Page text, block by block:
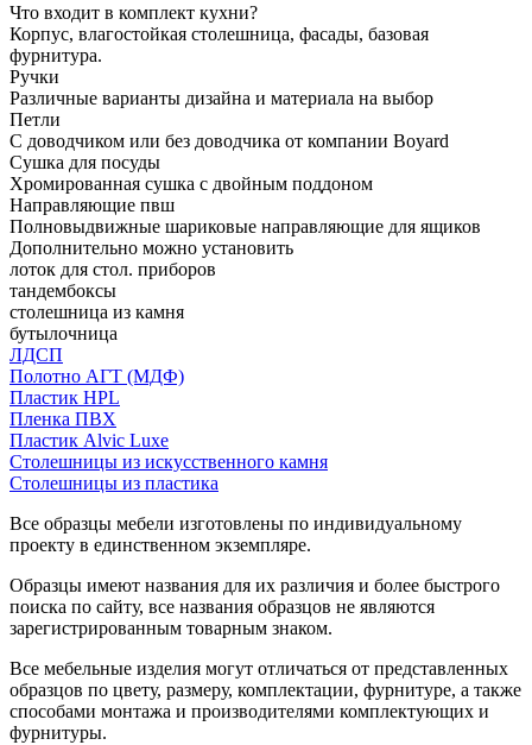
Что входит в комплект кухни?
Корпус, влагостойкая столешница, фасады, базовая
фурнитура.
Ручки
Различные варианты дизайна и материала на выбор
Петли
С доводчиком или без доводчика от компании Boyard
Сушка для посуды
Хромированная сушка с двойным поддоном
Направляющие пвш
Полновыдвижные шариковые направляющие для ящиков
Дополнительно можно установить
лоток для стол. приборов
тандембоксы
столешница из камня
бутылочница
ЛДСП
Полотно АГТ (МДФ)
Пластик HPL
Пленка ПВХ
Пластик Alvic Luxe
Столешницы из искусственного камня
Столешницы из пластика
Все образцы мебели изготовлены по индивидуальному
проекту в единственном экземпляре.
Образцы имеют названия для их различия и более быстрого
поиска по сайту, все названия образцов не являются
зарегистрированным товарным знаком.
Все мебельные изделия могут отличаться от представленных
образцов по цвету, размеру, комплектации, фурнитуре, а также
способами монтажа и производителями комплектующих и
фурнитуры.